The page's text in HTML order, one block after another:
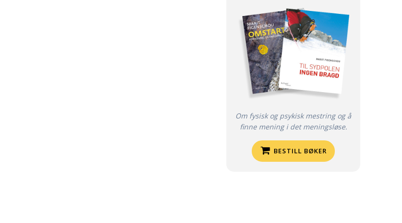
Om fysisk og psykisk mestring og å
finne mening i det meningsløse.
BESTILL BØKER